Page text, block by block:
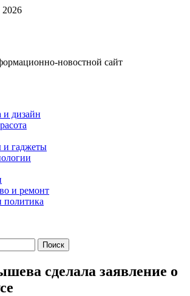
2026
новостной сайт
и дизайн
гаджеты
и ремонт
политика
сделала заявление о